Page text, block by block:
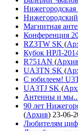
Нижегородская
Магнитная
Конференция
RZ3TW SK (
Кубок НРЛ-
R751AN (Архив
UA3TN SK (
С юбилеем!
UA3TJ SK (
Антенны и
90 лет
(Архив) 23-06-
Любителям